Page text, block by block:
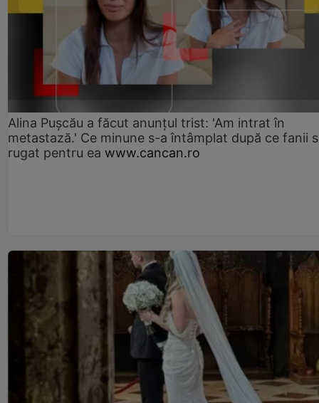
Alina Pușcău a făcut anunțul trist: 'Am intrat în
metastază.' Ce minune s-a întâmplat după ce fanii
rugat pentru ea www.cancan.ro